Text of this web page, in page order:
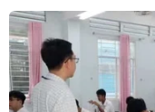
Hộ kinh doanh